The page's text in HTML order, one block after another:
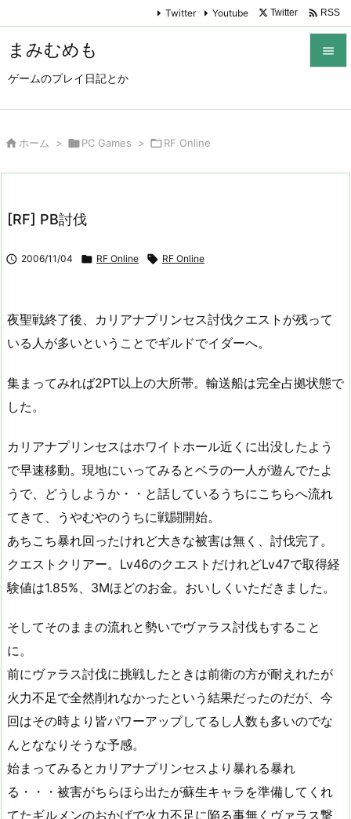
まみむめも
ゲームのプレイ日記とか

Twitter Youtube Twitter  RSS
 ホーム > PC Games > RF Online
[RF] PB討伐
 2006/11/04  RF Online  RF Online
夜聖戦終了後、カリアナプリンセス討伐クエストが残って
いる人が多いということでギルドでイダーへ。
集まってみれば2PT以上の大所帯。輸送船は完全占拠状態で
した。
カリアナプリンセスはホワイトホール近くに出没したよう
で早速移動。現地にいってみるとベラの一人が遊んでたよ
うで、どうしようか・・と話しているうちにこちらへ流れ
てきて、うやむやのうちに戦闘開始。
あちこち暴れ回ったけれど大きな被害は無く、討伐完了。
クエストクリアー。Lv46のクエストだけれどLv47で取得経
験値は1.85%、3Mほどのお金。おいしくいただきました。
そしてそのままの流れと勢いでヴァラス討伐もすること
に。
前にヴァラス討伐に挑戦したときは前衛の方が耐えれたが
火力不足で全然削れなかったという結果だったのだが、今
回はその時より皆パワーアップしてるし人数も多いのでな
んとななりそうな予感。
始まってみるとカリアナプリンセスより暴れる暴れ
る・・・被害がちらほら出たが蘇生キャラを準備してくれ
てたギルメンのおかげで火力不足に陥る事無くヴァラス撃